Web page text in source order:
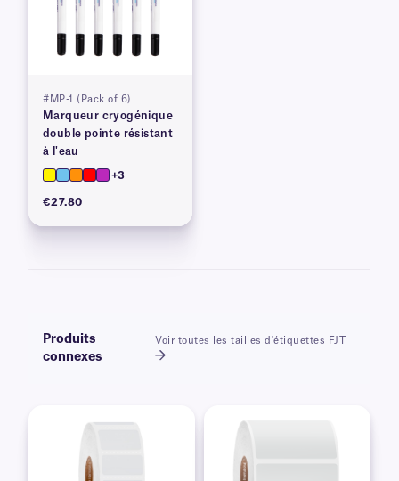
#MP-1 (Pack of 6)
Marqueur cryogénique
double pointe résistant
à l'eau
+3
€27.80
Produits
connexes
Voir toutes les tailles d'étiquettes FJT